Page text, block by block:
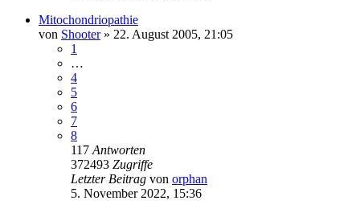
Mitochondriopathie
von Shooter» 22. August 2005, 21:05
1
…
4
5
6
7
8
117 Antworten
372493 Zugriffe
Letzter Beitrag von orphan
5. November 2022, 15:36